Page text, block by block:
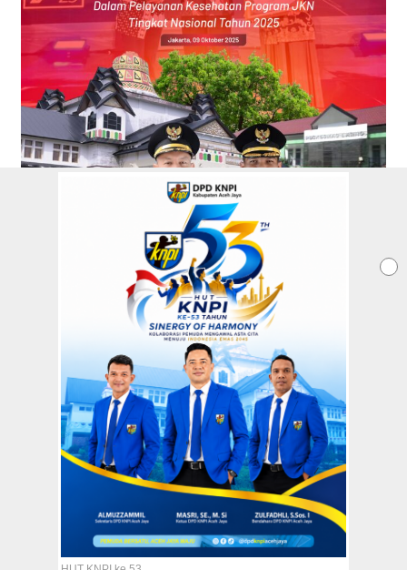
Redaksi Tentang Kami
Copyright @2026 Aceh Jaya Post